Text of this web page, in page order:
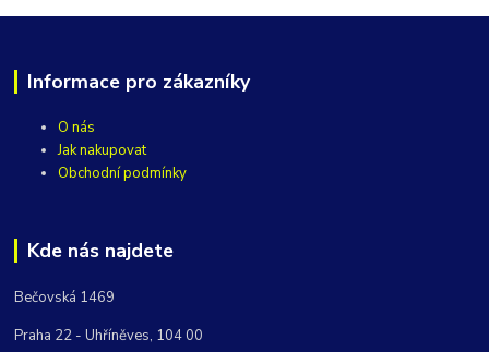
Informace pro zákazníky
O nás
Jak nakupovat
Obchodní podmínky
Kde nás najdete
Bečovská 1469
Praha 22 - Uhříněves, 104 00